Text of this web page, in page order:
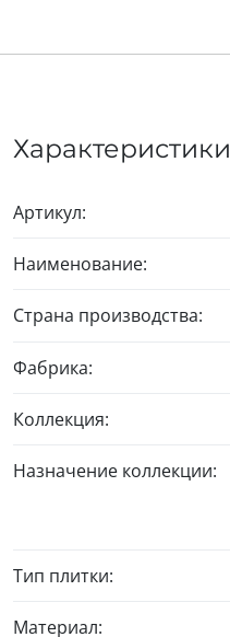
Характеристики
Артикул:
Наименование:
Страна производства:
Фабрика:
Коллекция:
Назначение коллекции:
Тип плитки:
Материал: